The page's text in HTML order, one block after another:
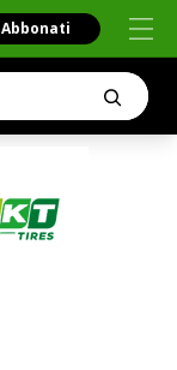
Abbonati